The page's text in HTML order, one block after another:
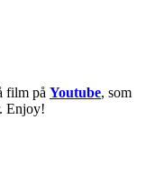
film på Youtube, som
Enjoy!